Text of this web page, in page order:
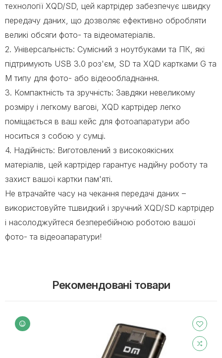
технології XQD/SD, цей картрідер забезпечує швидку
передачу даних, що дозволяє ефективно обробляти
великі обсяги фото- та відеоматеріалів.
2. Універсальність: Сумісний з ноутбуками та ПК, які
підтримують USB 3.0 роз'єм, SD та XQD картками G та
M типу для фото- або відеообладнання.
3. Компактність та зручність: Завдяки невеликому
розміру і легкому вагові, XQD картрідер легко
поміщається в ваш кейс для фотоапаратури або
носиться з собою у сумці.
4. Надійність: Виготовлений з високоякісних
матеріалів, цей картрідер гарантує надійну роботу та
захист вашої картки пам'яті.
Не втрачайте часу на чекання передачі даних –
використовуйте тшвидкий і зручний XQD/SD картрідер
і насолоджуйтеся безперебійною роботою вашої
фото- та відеоапаратури!
Рекомендовані товари